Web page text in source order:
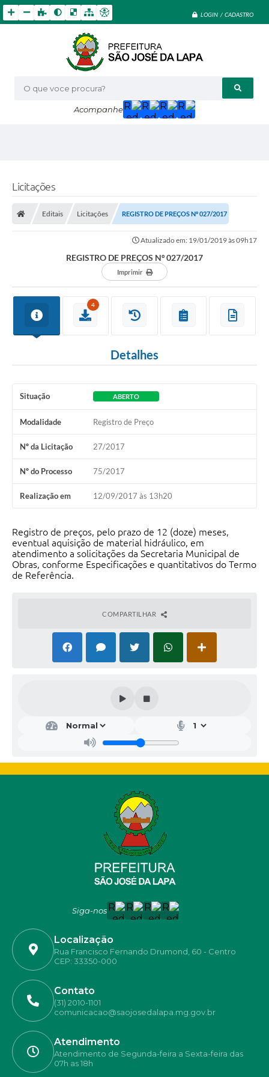
LOGIN / CADASTRO
O que voce procura?
Acompanhe
Licitações
Editais Licitações REGISTRO DE PREÇOS Nº 027/2017
Atualizado em: 19/01/2019 às 09h17
REGISTRO DE PREÇOS Nº 027/2017
Imprimir
4
Detalhes
Situação ABERTO
Modalidade Registro de Preço
Nº da Licitação 27/2017
Nº do Processo 75/2017
Realização em 12/09/2017 às 13h20
Registro de preços, pelo prazo de 12 (doze) meses,
eventual aquisição de material hidráulico, em
atendimento a solicitações da Secretaria Municipal de
Obras, conforme Especificações e quantitativos do Termo
de Referência.
COMPARTILHAR
Siga-nos
Localização
Rua Francisco Fernando Drumond, 60 - Centro
CEP: 33350-000
Contato
(31) 2010-1101
comunicacao@saojosedalapa.mg.gov.br
Atendimento
Atendimento de Segunda-feira a Sexta-feira das
07h as 18h